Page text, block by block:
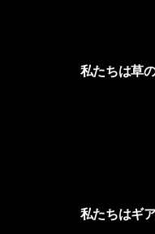
私たちは草
私たちはギ